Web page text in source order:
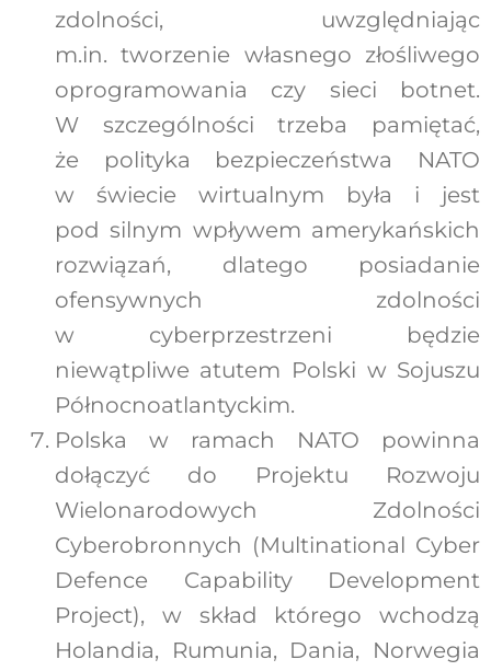
zdolności, uwzględniając
m.in. tworzenie własnego złośliwego
oprogramowania czy sieci botnet.
W szczególności trzeba pamiętać,
że polityka bezpieczeństwa NATO
w świecie wirtualnym była i jest
pod silnym wpływem amerykańskich
rozwiązań, dlatego posiadanie
ofensywnych zdolności
w cyberprzestrzeni będzie
niewątpliwe atutem Polski w Sojuszu
Północnoatlantyckim.
Polska w ramach NATO powinna
dołączyć do Projektu Rozwoju
Wielonarodowych Zdolności
Cyberobronnych (Multinational Cyber
Defence Capability Development
Project), w skład którego wchodzą
Holandia, Rumunia, Dania, Norwegia